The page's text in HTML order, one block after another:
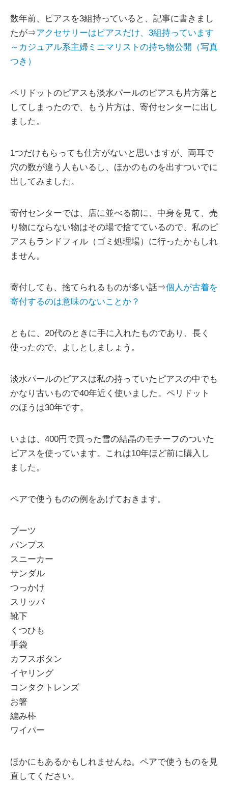
数年前、ピアスを3組持っていると、記事に書きまし
たが⇒アクセサリーはピアスだけ、3組持っています
～カジュアル系主婦ミニマリストの持ち物公開（写真
つき）
ペリドットのピアスも淡水パールのピアスも片方落と
してしまったので、もう片方は、寄付センターに出し
ました。
1つだけもらっても仕方がないと思いますが、両耳で
穴の数が違う人もいるし、ほかのものを出すついでに
出してみました。
寄付センターでは、店に並べる前に、中身を見て、売
り物にならない物はその場で捨てているので、私のピ
アスもランドフィル（ゴミ処理場）に行ったかもしれ
ません。
寄付しても、捨てられるものが多い話⇒個人が古着を
寄付するのは意味のないことか？
ともに、20代のときに手に入れたものであり、長く
使ったので、よしとしましょう。
淡水パールのピアスは私の持っていたピアスの中でも
かなり古いもので40年近く使いました。ペリドット
のほうは30年です。
いまは、400円で買った雪の結晶のモチーフのついた
ピアスを使っています。これは10年ほど前に購入し
ました。
ペアで使うものの例をあげておきます。
ブーツ
パンプス
スニーカー
サンダル
つっかけ
スリッパ
靴下
くつひも
手袋
カフスボタン
イヤリング
コンタクトレンズ
お箸
編み棒
ワイパー
ほかにもあるかもしれませんね。ペアで使うものを見
直してください。